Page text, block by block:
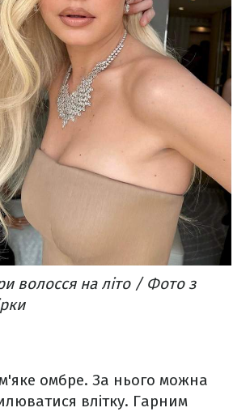
волосся на літо / Фото з
омбре. За нього можна
влітку. Гарним